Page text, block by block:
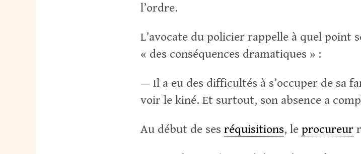
l’ordre.
L’avocate du policier rappelle à quel point
« des conséquences dramatiques » :
— Il a eu des difficultés à s’occuper de sa
voir le kiné. Et surtout, son absence a
Au début de sesréquisitions, leprocureur